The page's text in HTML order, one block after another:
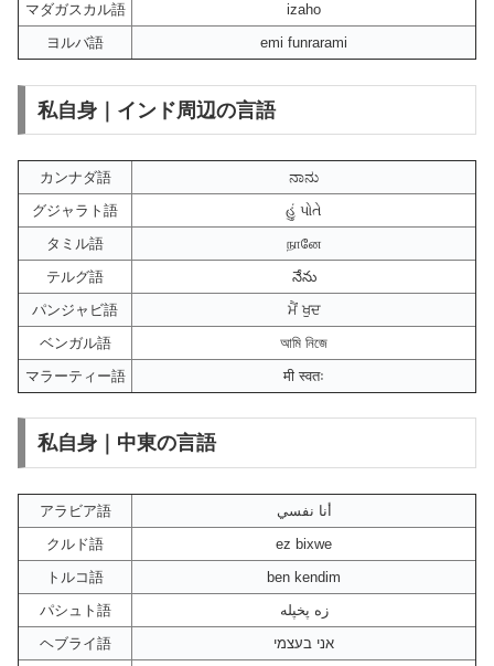
マダガスカル語
izaho
ヨルバ語
emi funrarami
私自身｜インド周辺の言語
カンナダ語
ನಾನು
グジャラト語
હું પોતે
タミル語
நானே
テルグ語
నేను
パンジャビ語
ਮੈਂ ਖੁਦ
ベンガル語
আমি নিজে
マラーティー語
मी स्वतः
私自身｜中東の言語
アラビア語
أنا نفسي
クルド語
ez bixwe
トルコ語
ben kendim
パシュト語
زه پخپله
ヘブライ語
אני בעצמי